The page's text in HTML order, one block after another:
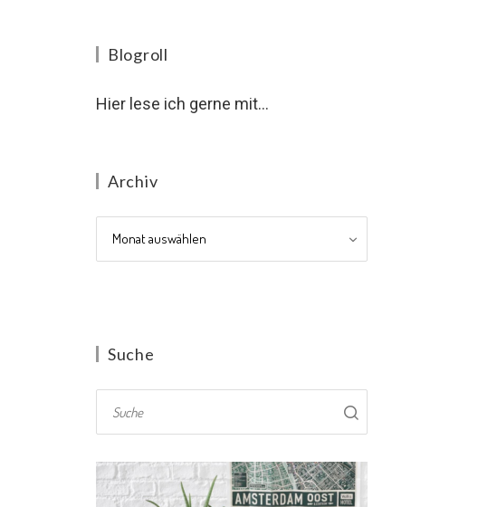
Blogroll
Hier lese ich gerne mit...
Archiv
Archiv
Suche